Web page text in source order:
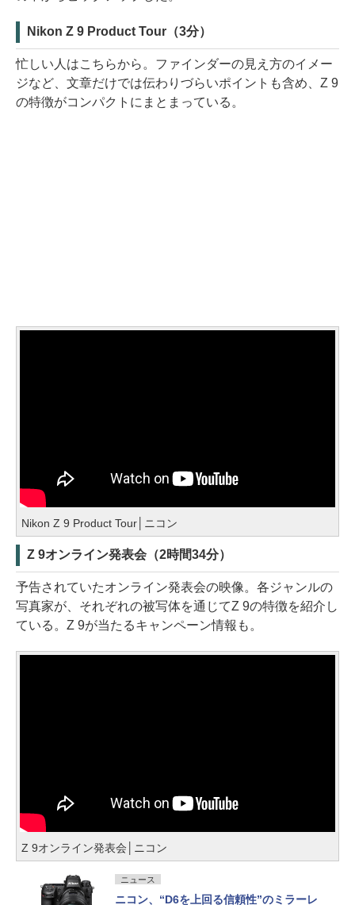
Nikon Z 9 Product Tour（3分）
忙しい人はこちらから。ファインダーの見え方のイメー
ジなど、文章だけでは伝わりづらいポイントも含め、Z 9
の特徴がコンパクトにまとまっている。
Nikon Z 9 Product Tour│ニコン
Z 9オンライン発表会（2時間34分）
予告されていたオンライン発表会の映像。各ジャンルの
写真家が、それぞれの被写体を通じてZ 9の特徴を紹介し
ている。Z 9が当たるキャンペーン情報も。
Z 9オンライン発表会│ニコン
ニュース
ニコン、“D6を上回る信頼性”のミラーレ